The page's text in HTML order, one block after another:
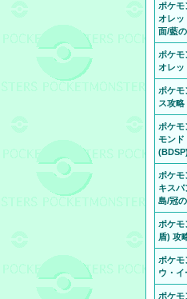
ポケモ
オレ
面/藍
ポケモ
オレッ
ポケモ
ス攻略
ポケモ
モンド
ポケモ
キスパ
島/冠
ポケモ
盾) 攻
ポケ
ウ・
ポケモ